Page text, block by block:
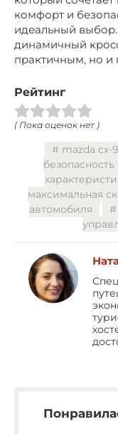
комфорт и
идеальный
динамичный
практичным, но
Рейтинг
( Пока оценок нет )
mazda cx-
максимальная
автомобиля